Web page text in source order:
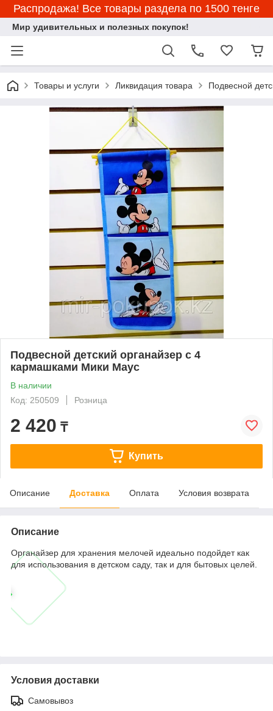
Распродажа! Все товары раздела по 1500 тенге
Мир удивительных и полезных покупок!
Товары и услуги Ликвидация товара Подвесной
Подвесной детский органайзер с 4
кармашками Мики Маус
В наличии
Код: 250509
Розница
2 420 ₸
Купить
Описание Доставка Оплата Условия возврата
Описание
Органайзер для хранения мелочей идеально подойдет как
для использования в детском саду, так и для бытовых целей.
Условия доставки
Самовывоз